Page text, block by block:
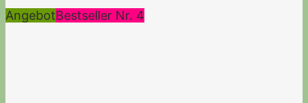
AngebotBestseller Nr. 4